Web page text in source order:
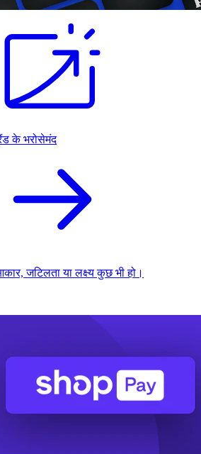
के भरोसेमंद
जटिलता या लक्ष्य कुछ भी हो।